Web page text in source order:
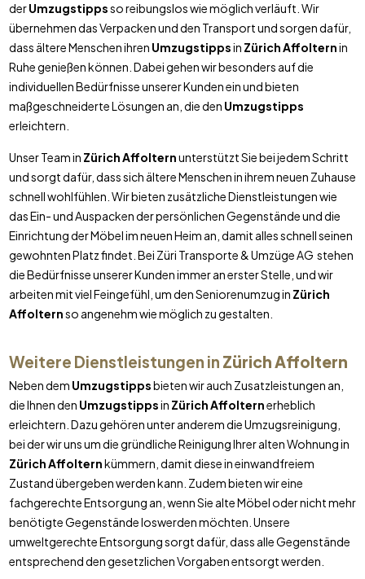
derUmzugstippsso reibungslos wie möglich verläuft. Wir
übernehmen das Verpacken und den Transport und sorgen dafür,
dass ältere Menschen ihren Umzugstippsin Zürich Affolternin
Ruhe genießen können. Dabei gehen wir besonders auf die
individuellen Bedürfnisse unserer Kunden ein und bieten
maßgeschneiderte Lösungen an, die den Umzugstipps
erleichtern.
Unser Team in Zürich Affolternunterstützt Sie bei jedem Schritt
und sorgt dafür, dass sich ältere Menschen in ihrem neuen Zuhause
schnell wohlfühlen. Wir bieten zusätzliche Dienstleistungen wie
das Ein- und Auspacken der persönlichen Gegenstände und die
Einrichtung der Möbel im neuen Heim an, damit alles schnell seinen
gewohnten Platz findet. Bei Züri Transporte & Umzüge AG stehen
die Bedürfnisse unserer Kunden immer an erster Stelle, und wir
arbeiten mit viel Feingefühl, um den Seniorenumzug in Zürich
Affolternso angenehm wie möglich zu gestalten.
Weitere Dienstleistungen in Zürich Affoltern
Neben dem Umzugstippsbieten wir auch Zusatzleistungen an,
die Ihnen den Umzugstippsin Zürich Affolternerheblich
erleichtern. Dazu gehören unter anderem die Umzugsreinigung,
bei der wir uns um die gründliche Reinigung Ihrer alten Wohnung in
Zürich Affolternkümmern, damit diese in einwandfreiem
Zustand übergeben werden kann. Zudem bieten wir eine
fachgerechte Entsorgung an, wenn Sie alte Möbel oder nicht mehr
benötigte Gegenstände loswerden möchten. Unsere
umweltgerechte Entsorgung sorgt dafür, dass alle Gegenstände
entsprechend den gesetzlichen Vorgaben entsorgt werden.